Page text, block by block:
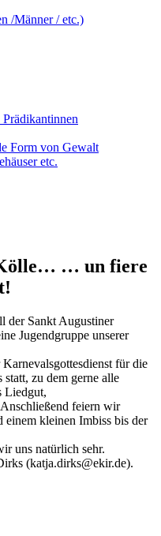
/Männer / etc.)
Form von Gewalt
etc.
… un fiere
der Sankt Augustiner
Jugendgruppe unserer
für die
zu dem gerne alle
Liedgut,
feiern wir
einem kleinen Imbiss bis der
uns natürlich sehr.
(katja.dirks@ekir.de).